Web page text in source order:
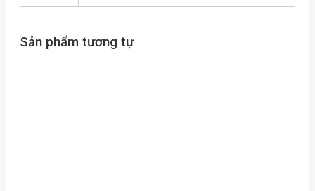
Sản phẩm tương tự